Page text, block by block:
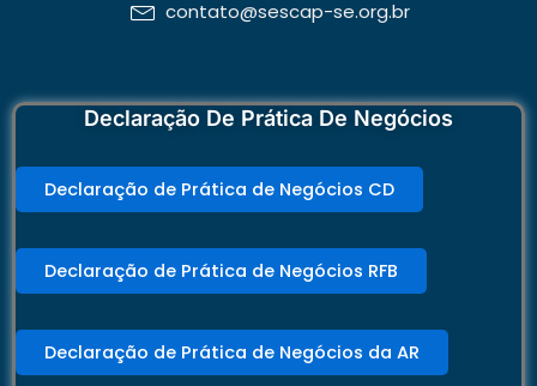
contato@sescap-se.org.br
Declaração De Prática De Negócios
Declaração de Prática de Negócios CD
Declaração de Prática de Negócios RFB
Declaração de Prática de Negócios da AR